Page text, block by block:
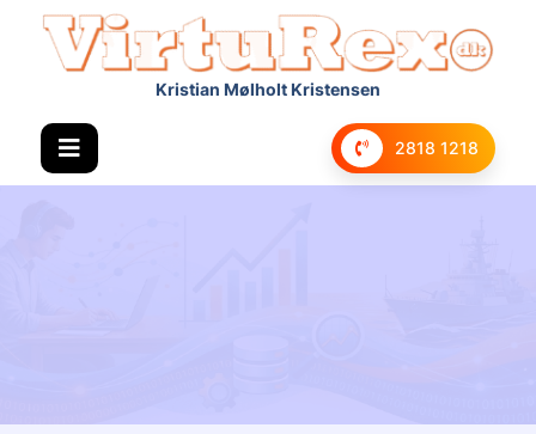
Kristian Mølholt Kristensen
2818 1218